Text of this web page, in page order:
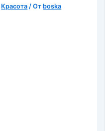
Красота / От boska